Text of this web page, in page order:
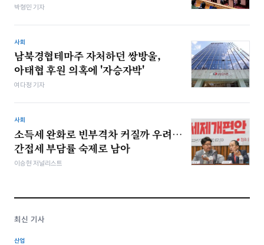
박형민 기자
사회
남북경협테마주 자처하던 쌍방울,
아태협 후원 의혹에 '자승자박'
여다정 기자
사회
소득세 완화로 빈부격차 커질까 우려…
간접세 부담률 숙제로 남아
이승현 저널리스트
최신 기사
산업